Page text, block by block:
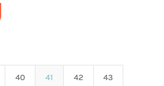
40 41 42 43